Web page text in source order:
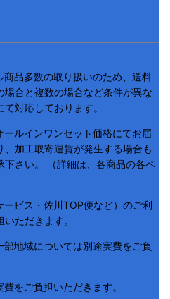
品多数の取り扱いのため、送料
合と複数の場合など条件が異な
対応しております。
ルインワンセット価格にてお届
加工取寄運賃が発生する場合も
下さい。 （詳細は、各商品の各ペ
ビス・佐川TOP便など）のご利
ただきます。
地域については別途実費をご負
をご負担いただきます。